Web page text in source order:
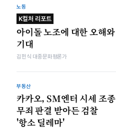
노동
K컬처 리포트
아이돌 노조에 대한 오해와
기대
김헌식 대중문화평론가
부동산
카카오, SM엔터 시세 조종
무죄 판결 받아든 검찰
'항소 딜레마'